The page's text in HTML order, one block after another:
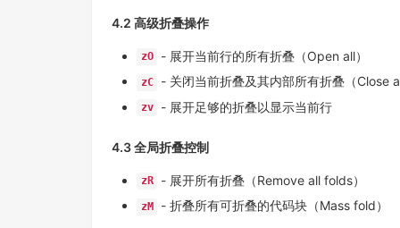
4.2 高级折叠操作
zO - 展开当前行的所有折叠（Open all）
zC - 关闭当前折叠及其内部所有折叠（Close
zv - 展开足够的折叠以显示当前行
4.3 全局折叠控制
zR - 展开所有折叠（Remove all folds）
zM - 折叠所有可折叠的代码块（Mass fold）